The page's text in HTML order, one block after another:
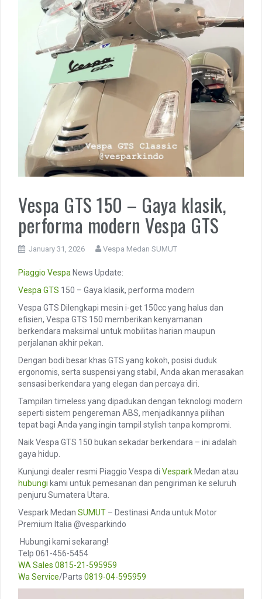
Vespa GTS 150 – Gaya klasik,
performa modern Vespa GTS
January 31, 2026 Vespa Medan SUMUT
Piaggio Vespa News Update:
Vespa GTS 150 – Gaya klasik, performa modern
Vespa GTS Dilengkapi mesin i-get 150cc yang halus dan
efisien, Vespa GTS 150 memberikan kenyamanan
berkendara maksimal untuk mobilitas harian maupun
perjalanan akhir pekan.
Dengan bodi besar khas GTS yang kokoh, posisi duduk
ergonomis, serta suspensi yang stabil, Anda akan merasakan
sensasi berkendara yang elegan dan percaya diri.
Tampilan timeless yang dipadukan dengan teknologi modern
seperti sistem pengereman ABS, menjadikannya pilihan
tepat bagi Anda yang ingin tampil stylish tanpa kompromi.
Naik Vespa GTS 150 bukan sekadar berkendara – ini adalah
gaya hidup.
Kunjungi dealer resmi Piaggio Vespa di VesparkMedan atau
hubungi kami untuk pemesanan dan pengiriman ke seluruh
penjuru Sumatera Utara.
Vespark Medan SUMUT – Destinasi Anda untuk Motor
Premium Italia @vesparkindo
️ Hubungi kami sekarang!
Telp 061-456-5454
WA Sales 0815-21-595959
Wa Service/Parts 0819-04-595959